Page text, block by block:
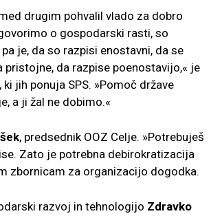
drugim pohvalil vlado za dobro
o gospodarski rasti, so
je, da so razpisi enostavni, da se
da razpise poenostavijo,« je
jih ponuja SPS. »Pomoč države
a ji žal ne dobimo.«
, predsednik OOZ Celje. »Potrebuješ
Zato je potrebna debirokratizacija
zbornicam za organizacijo dogodka.
razvoj in tehnologijo Zdravko